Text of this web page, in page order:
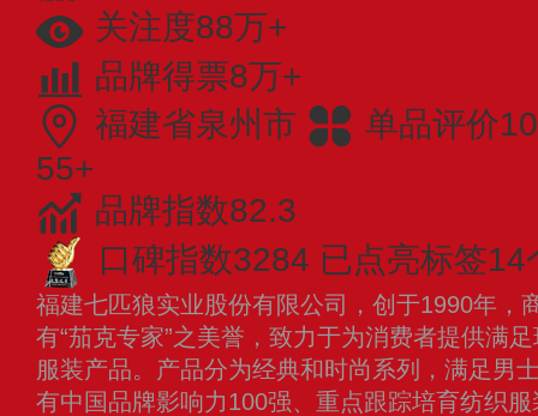
关注度88万+
品牌得票8万+
福建省泉州市
单品评价
55+
品牌指数82.3
口碑指数3284 已点亮标签14
福建七匹狼实业股份有限公司，创于1990年，
有“茄克专家”之美誉，致力于为消费者提供满
服装产品。产品分为经典和时尚系列，满足男
有中国品牌影响力100强、重点跟踪培育纺织